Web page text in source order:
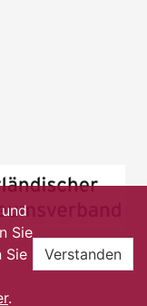
Sie
Sie
.
Verstanden